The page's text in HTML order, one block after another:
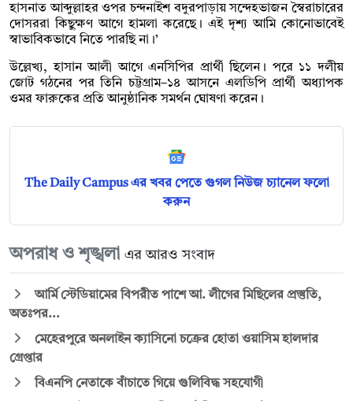
হাসনাত আব্দুল্লাহর ওপর চন্দনাইশ বদুরপাড়ায় সন্দেহভাজন স্বৈরাচারের
দোসররা কিছুক্ষণ আগে হামলা করেছে। এই দৃশ্য আমি কোনোভাবেই
স্বাভাবিকভাবে নিতে পারছি না।’
উল্লেখ্য, হাসান আলী আগে এনসিপির প্রার্থী ছিলেন। পরে ১১ দলীয়
জোট গঠনের পর তিনি চট্টগ্রাম–১৪ আসনে এলডিপি প্রার্থী অধ্যাপক
ওমর ফারুকের প্রতি আনুষ্ঠানিক সমর্থন ঘোষণা করেন।
The Daily Campus এর খবর পেতে গুগল নিউজ চ্যানেল ফলো
করুন
অপরাধ ও শৃঙ্খলা এর আরও সংবাদ
আর্মি স্টেডিয়ামের বিপরীত পাশে আ. লীগের মিছিলের প্রস্তুতি,
অতঃপর...
মেহেরপুরে অনলাইন ক্যাসিনো চক্রের হোতা ওয়াসিম হালদার
গ্রেপ্তার
বিএনপি নেতাকে বাঁচাতে গিয়ে গুলিবিদ্ধ সহযোগী